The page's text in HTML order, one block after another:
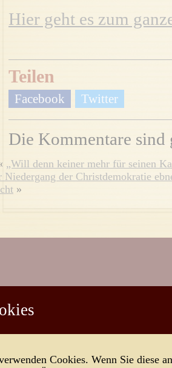
Hier geht es zum
Teilen
Facebook Twitter
Die Kommentare sind
„Will denn keiner mehr für seinen
Niedergang der Christdemokratie
»
Cookies. Wenn Sie diese